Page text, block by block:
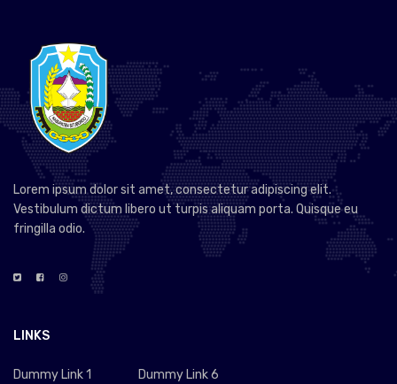
Lorem ipsum dolor sit amet, consectetur adipiscing elit.
Vestibulum dictum libero ut turpis aliquam porta. Quisque eu
fringilla odio.
LINKS
Dummy Link 1 Dummy Link 6